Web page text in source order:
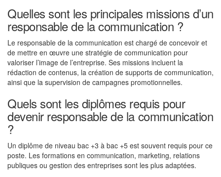
Quelles sont les principales missions d’un
responsable de la communication ?
Le responsable de la communication est chargé de concevoir et
de mettre en œuvre une stratégie de communication pour
valoriser l’image de l’entreprise. Ses missions incluent la
rédaction de contenus, la création de supports de communication,
ainsi que la supervision de campagnes promotionnelles.
Quels sont les diplômes requis pour
devenir responsable de la communication
?
Un diplôme de niveau bac +3 à bac +5 est souvent requis pour ce
poste. Les formations en communication, marketing, relations
publiques ou gestion des entreprises sont les plus adaptées.